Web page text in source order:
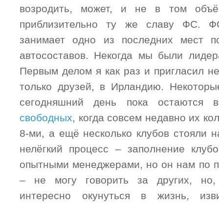
возродить, может, и не в том
приблизительно ту же славу ФС.
занимает одно из последних мест
автосоставов. Некогда мы были
Первым делом я как раз и пригласил
только друзей, в Ирландию.
сегодняшний день пока
свободных, когда совсем недавно их
8-ми, а ещё несколько клубов стояли
нелёгкий процесс – заполнение
опытными менеджерами, но он нам по
– не могу говорить за других,
интересно окунуться в жизнь,